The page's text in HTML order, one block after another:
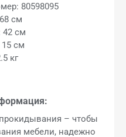
80598095
см
см
см
кг
– чтобы
мебели, надежно